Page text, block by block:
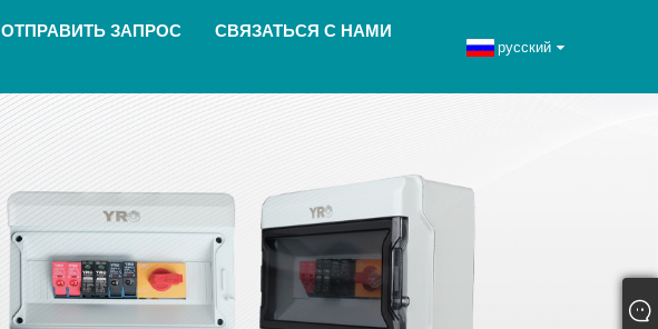
ОТПРАВИТЬ ЗАПРОС СВЯЗАТЬСЯ С НАМИ
русский